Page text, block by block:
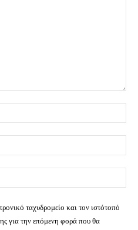
ταχυδρομείο και τον ιστότοπό
για την επόμενη φορά που θα